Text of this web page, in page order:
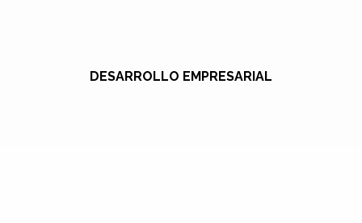
DESARROLLO EMPRESARIAL